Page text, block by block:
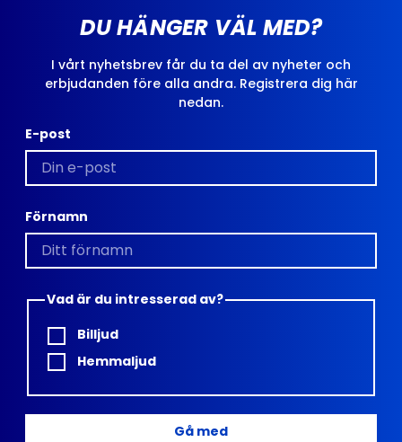
DU HÄNGER VÄL MED?
I vårt nyhetsbrev får du ta del av nyheter och
erbjudanden före alla andra. Registrera dig här
nedan.
E-post
Förnamn
Vad är du intresserad av?
Billjud
Hemmaljud
Gå med